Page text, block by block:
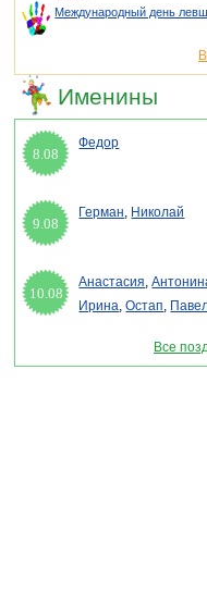
Международный день
Именины
8.08
Федор
9.08
Герман, Николай
10.08
Анастасия,
Ирина,Остап,
Все